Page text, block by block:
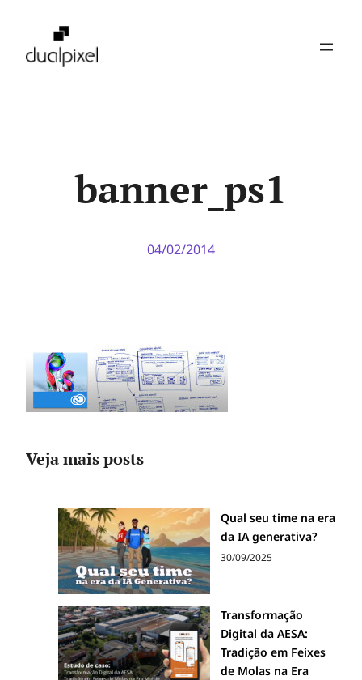
banner_ps1
04/02/2014
Veja mais posts
Qual seu time na era
da IA generativa?
30/09/2025
Transformação
Digital da AESA:
Tradição em Feixes
de Molas na Era